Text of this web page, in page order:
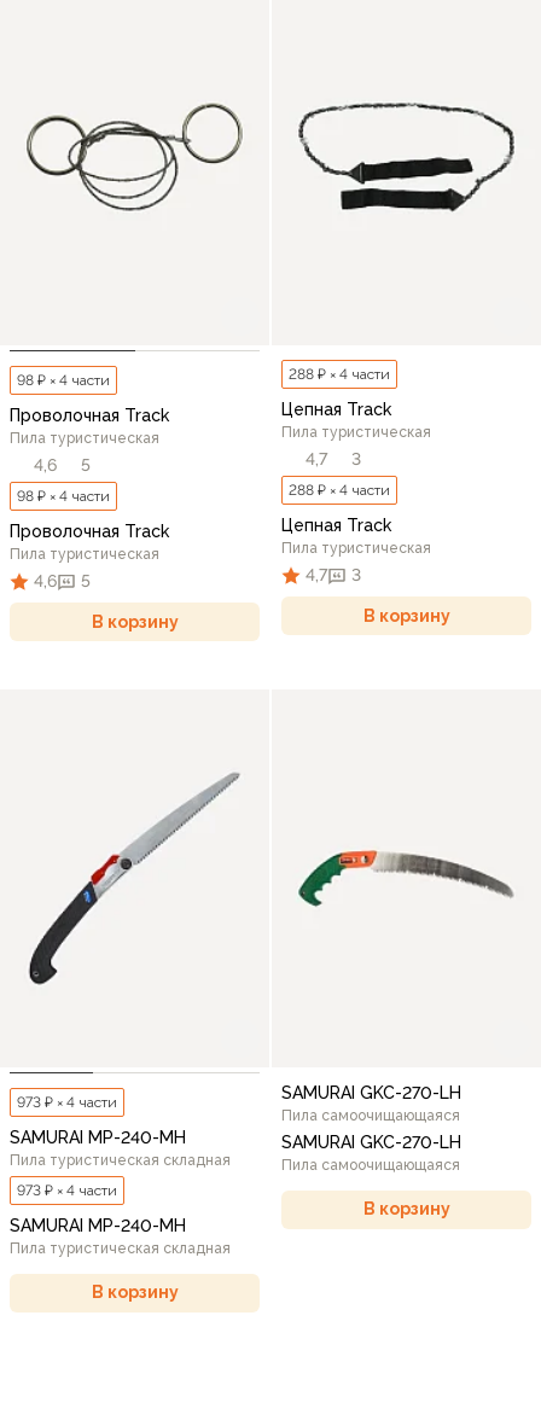
98 ₽ × 4 части
Проволочная Track
Пила туристическая
4,6 5
98 ₽ × 4 части
Проволочная Track
Пила туристическая
4,6 5
В корзину
288 ₽ × 4 части
Цепная Track
Пила туристическая
4,7 3
288 ₽ × 4 части
Цепная Track
Пила туристическая
4,7 3
В корзину
973 ₽ × 4 части
SAMURAI MP-240-MH
Пила туристическая складная
973 ₽ × 4 части
SAMURAI MP-240-MH
Пила туристическая складная
В корзину
SAMURAI GKC-270-LH
Пила самоочищающаяся
SAMURAI GKC-270-LH
Пила самоочищающаяся
В корзину